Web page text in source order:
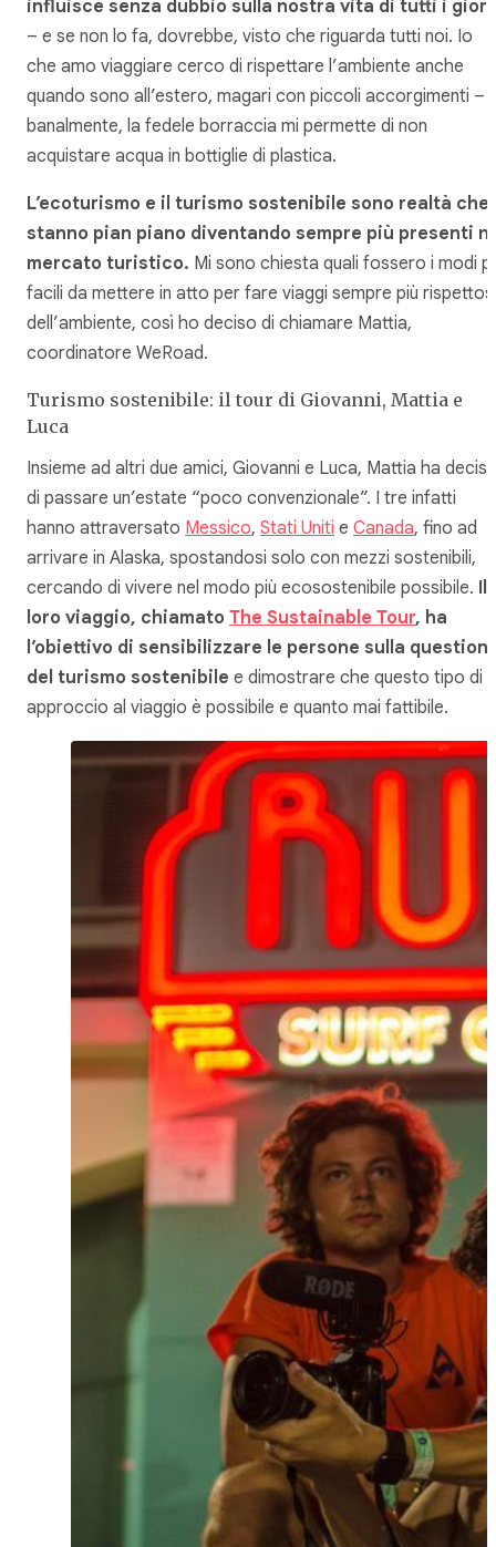
influisce senza dubbio sulla nostra vita di tutti i
– e se non lo fa, dovrebbe, visto che riguarda tutti noi. Io
che amo viaggiare cerco di rispettare l’ambiente anche
quando sono all’estero, magari con piccoli accorgimenti –
banalmente, la fedele borraccia mi permette di non
acquistare acqua in bottiglie di plastica.
L’ecoturismo e il turismo sostenibile sono realtà che
stanno pian piano diventando sempre più presenti
mercato turistico. Mi sono chiesta quali fossero i modi
facili da mettere in atto per fare viaggi sempre più rispettosi
dell’ambiente, così ho deciso di chiamare Mattia,
coordinatore WeRoad.
Turismo sostenibile: il tour di Giovanni, Mattia e
Luca
Insieme ad altri due amici, Giovanni e Luca, Mattia ha
di passare un’estate “poco convenzionale”. I tre infatti
hanno attraversato Messico, Stati Uniti e Canada, fino ad
arrivare in Alaska, spostandosi solo con mezzi sostenibili,
cercando di vivere nel modo più ecosostenibile possibile. Il
loro viaggio, chiamato The Sustainable Tour, ha
l’obiettivo di sensibilizzare le persone sulla
del turismo sostenibile e dimostrare che questo tipo di
approccio al viaggio è possibile e quanto mai fattibile.